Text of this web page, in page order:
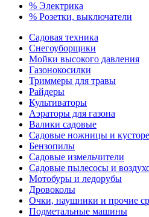
% Электрика
% Розетки, выключатели
Садовая техника
Снегоуборщики
Мойки высокого давления
Газонокосилки
Триммеры для травы
Райдеры
Культиваторы
Аэраторы для газона
Валики садовые
Садовые ножницы и
Бензопилы
Садовые измельчители
Садовые пылесосы и
Мотобуры и ледорубы
Дровоколы
Очки, наушники и прочие
Подметальные машины